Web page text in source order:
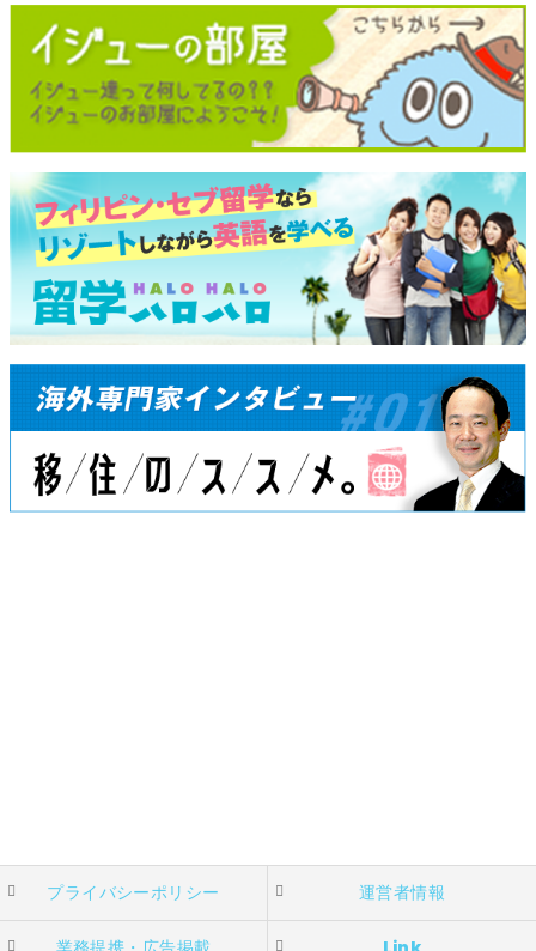
プライバシーポリシー 運営者情報